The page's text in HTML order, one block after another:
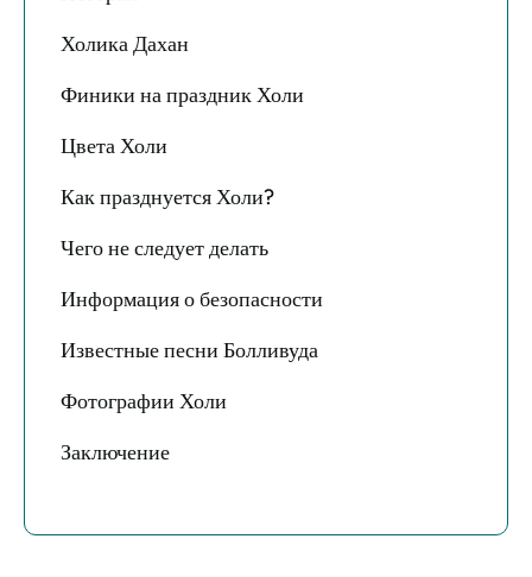
Холика Дахан
Финики на праздник Холи
Цвета Холи
Как празднуется Холи?
Чего не следует делать
Информация о безопасности
Известные песни Болливуда
Фотографии Холи
Заключение